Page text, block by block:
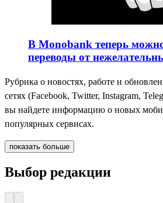
В Monobank теперь
переводы от
Рубрика о новостях, работе и
сетях (Facebook, Twitter, Instagram,
вы найдете информацию о новых
популярных сервисах.
показать больше
Выбор редакции